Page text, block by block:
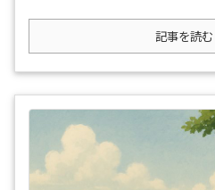
記事を読む